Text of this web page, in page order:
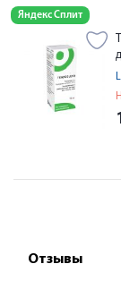
Яндекс Сплит
Отзывы